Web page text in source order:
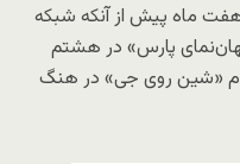
۱۴۰۲، نزدیک به هفت ماه پیش از آنکه شبکه
پارس» در هشتم
به نام «شین روی جی» در هنگ